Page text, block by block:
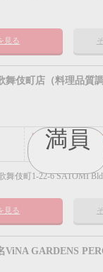
見る
満員
舞伎町店（料理品質調
謝礼： 飲食代金
ポイント
舞伎町1-22-6 SATOMI
見る
ViNA GARDENS